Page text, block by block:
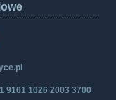
9101 1026 2003 3700